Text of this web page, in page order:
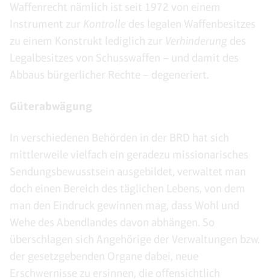
Waffenrecht nämlich ist seit 1972 von einem
Instrument zur Kontrolle des legalen Waffenbesitzes
zu einem Konstrukt lediglich zur Verhinderung des
Legalbesitzes von Schusswaffen – und damit des
Abbaus bürgerlicher Rechte – degeneriert.
Güterabwägung
In verschiedenen Behörden in der BRD hat sich
mittlerweile vielfach ein geradezu missionarisches
Sendungsbewusstsein ausgebildet, verwaltet man
doch einen Bereich des täglichen Lebens, von dem
man den Eindruck gewinnen mag, dass Wohl und
Wehe des Abendlandes davon abhängen. So
überschlagen sich Angehörige der Verwaltungen bzw.
der gesetzgebenden Organe dabei, neue
Erschwernisse zu ersinnen, die offensichtlich